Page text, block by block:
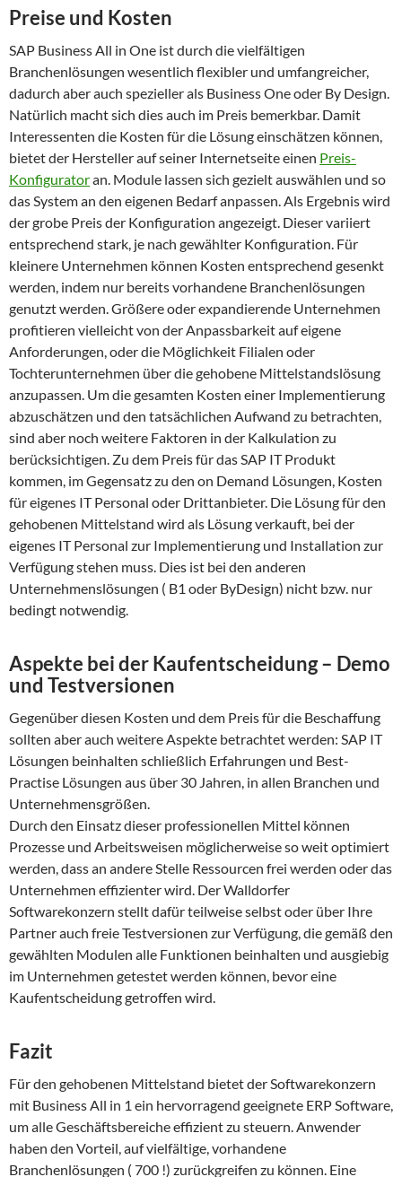
Preise und Kosten
SAP Business All in One ist durch die vielfältigen
Branchenlösungen wesentlich flexibler und umfangreicher,
dadurch aber auch spezieller als Business One oder By Design.
Natürlich macht sich dies auch im Preis bemerkbar. Damit
Interessenten die Kosten für die Lösung einschätzen können,
bietet der Hersteller auf seiner Internetseite einen Preis-
Konfiguratoran. Module lassen sich gezielt auswählen und so
das System an den eigenen Bedarf anpassen. Als Ergebnis wird
der grobe Preis der Konfiguration angezeigt. Dieser variiert
entsprechend stark, je nach gewählter Konfiguration. Für
kleinere Unternehmen können Kosten entsprechend gesenkt
werden, indem nur bereits vorhandene Branchenlösungen
genutzt werden. Größere oder expandierende Unternehmen
profitieren vielleicht von der Anpassbarkeit auf eigene
Anforderungen, oder die Möglichkeit Filialen oder
Tochterunternehmen über die gehobene Mittelstandslösung
anzupassen. Um die gesamten Kosten einer Implementierung
abzuschätzen und den tatsächlichen Aufwand zu betrachten,
sind aber noch weitere Faktoren in der Kalkulation zu
berücksichtigen. Zu dem Preis für das SAP IT Produkt
kommen, im Gegensatz zu den on Demand Lösungen, Kosten
für eigenes IT Personal oder Drittanbieter. Die Lösung für den
gehobenen Mittelstand wird als Lösung verkauft, bei der
eigenes IT Personal zur Implementierung und Installation zur
Verfügung stehen muss. Dies ist bei den anderen
Unternehmenslösungen ( B1 oder ByDesign) nicht bzw. nur
bedingt notwendig.
Aspekte bei der Kaufentscheidung – Demo
und Testversionen
Gegenüber diesen Kosten und dem Preis für die Beschaffung
sollten aber auch weitere Aspekte betrachtet werden: SAP IT
Lösungen beinhalten schließlich Erfahrungen und Best-
Practise Lösungen aus über 30 Jahren, in allen Branchen und
Unternehmensgrößen.
Durch den Einsatz dieser professionellen Mittel können
Prozesse und Arbeitsweisen möglicherweise so weit optimiert
werden, dass an andere Stelle Ressourcen frei werden oder das
Unternehmen effizienter wird. Der Walldorfer
Softwarekonzern stellt dafür teilweise selbst oder über Ihre
Partner auch freie Testversionen zur Verfügung, die gemäß den
gewählten Modulen alle Funktionen beinhalten und ausgiebig
im Unternehmen getestet werden können, bevor eine
Kaufentscheidung getroffen wird.
Fazit
Für den gehobenen Mittelstand bietet der Softwarekonzern
mit Business All in 1 ein hervorragend geeignete ERP Software,
um alle Geschäftsbereiche effizient zu steuern. Anwender
haben den Vorteil, auf vielfältige, vorhandene
Branchenlösungen ( 700 !) zurückgreifen zu können. Eine